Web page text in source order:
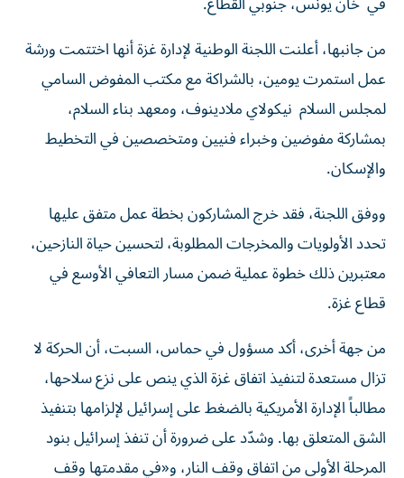
من جانبها، أعلنت اللجنة الوطنية لإدارة غزة أنها اختتمت ورشة
عمل استمرت يومين، بالشراكة مع مكتب المفوض السامي
لمجلس السلام نيكولاي ملادينوف، ومعهد بناء السلام،
بمشاركة مفوضين وخبراء فنيين ومتخصصين في التخطيط
والإسكان.
ووفق اللجنة، فقد خرج المشاركون بخطة عمل متفق عليها
تحدد الأولويات والمخرجات المطلوبة، لتحسين حياة النازحين،
معتبرين ذلك خطوة عملية ضمن مسار التعافي الأوسع في
قطاع غزة.
من جهة أخرى، أكد مسؤول في حماس، السبت، أن الحركة لا
تزال مستعدة لتنفيذ اتفاق غزة الذي ينص على نزع سلاحها،
مطالباً الإدارة الأمريكية بالضغط على إسرائيل لإلزامها بتنفيذ
الشق المتعلق بها. وشدّد على ضرورة أن تنفذ إسرائيل بنود
المرحلة الأولى من اتفاق وقف النار، و«في مقدمتها وقف